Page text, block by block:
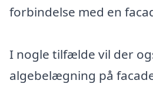
forbindelse med en
I nogle tilfælde vil der
algebelægning på